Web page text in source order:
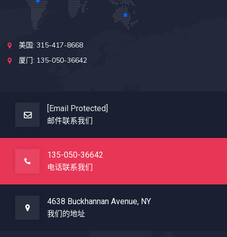
美国: 315-417-8668
厦门: 135-050-36642
[email Protected]
邮件联系我们
135-050-36642
电话联系我们
4638 Buckhannan Avenue, NY
我们的地址